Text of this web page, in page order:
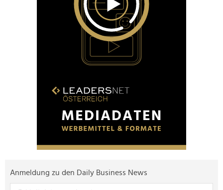
Anmeldung zu den Daily Business News